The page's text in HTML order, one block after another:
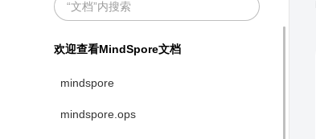
欢迎查看MindSpore文档
mindspore
mindspore.ops